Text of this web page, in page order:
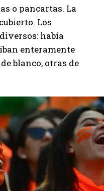
o pancartas. La
Los
había
enteramente
blanco, otras de